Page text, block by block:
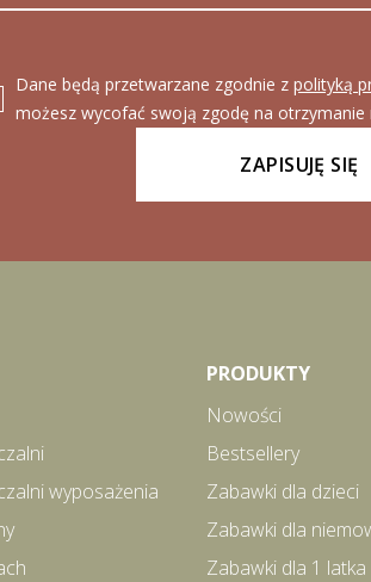
Dane będą przetwarzane zgodnie z polityką
możesz wycofać swoją zgodę na otrzymanie
ZAPISUJĘ SIĘ
wyposażenia
PRODUKTY
Nowości
Bestsellery
Zabawki dla dzieci
Zabawki dla
Zabawki dla 1 latka